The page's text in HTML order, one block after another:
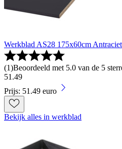
Werkblad AS28 175x60cm Antraciet
(1)Beoordeeld met 5.0 van de 5
51.49
Prijs: 51.49 euro
Bekijk alles in werkblad